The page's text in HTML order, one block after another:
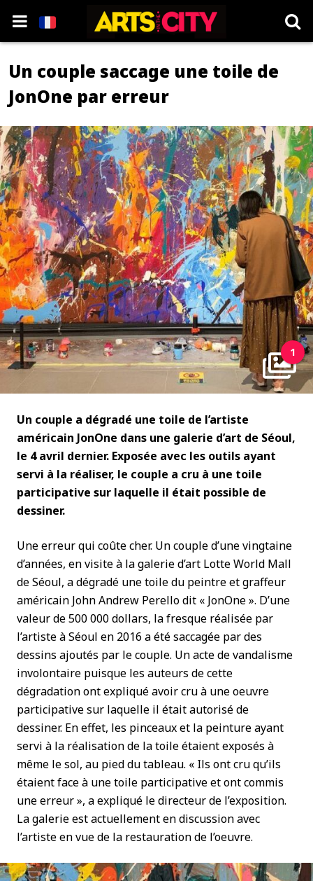
Un couple saccage une toile de
JonOne par erreur
1
Un couple a dégradé une toile de l’artiste
américain JonOne dans une galerie d’art de Séoul,
le 4 avril dernier. Exposée avec les outils ayant
servi à la réaliser, le couple a cru à une toile
participative sur laquelle il était possible de
dessiner.
Une erreur qui coûte cher. Un couple d’une vingtaine
d’années, en visite à la galerie d’art Lotte World Mall
de Séoul, a dégradé une toile du peintre et graffeur
américain John Andrew Perello dit « JonOne ». D’une
valeur de 500 000 dollars, la fresque réalisée par
l’artiste à Séoul en 2016 a été saccagée par des
dessins ajoutés par le couple. Un acte de vandalisme
involontaire puisque les auteurs de cette
dégradation ont expliqué avoir cru à une oeuvre
participative sur laquelle il était autorisé de
dessiner. En effet, les pinceaux et la peinture ayant
servi à la réalisation de la toile étaient exposés à
même le sol, au pied du tableau. « Ils ont cru qu’ils
étaient face à une toile participative et ont commis
une erreur », a expliqué le directeur de l’exposition.
La galerie est actuellement en discussion avec
l’artiste en vue de la restauration de l’oeuvre.